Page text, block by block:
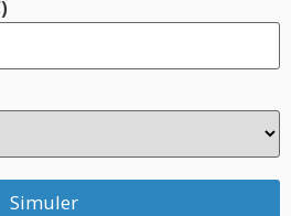
Simuler